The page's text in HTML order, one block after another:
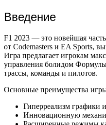
Введение
F1 2023 — это новейшая
от Codemasters и EA Sports,
Игра предлагает игрокам
управления болидом
трассы, команды и пилотов.
Основные преимущества
Гиперреализм графики
Инновационную